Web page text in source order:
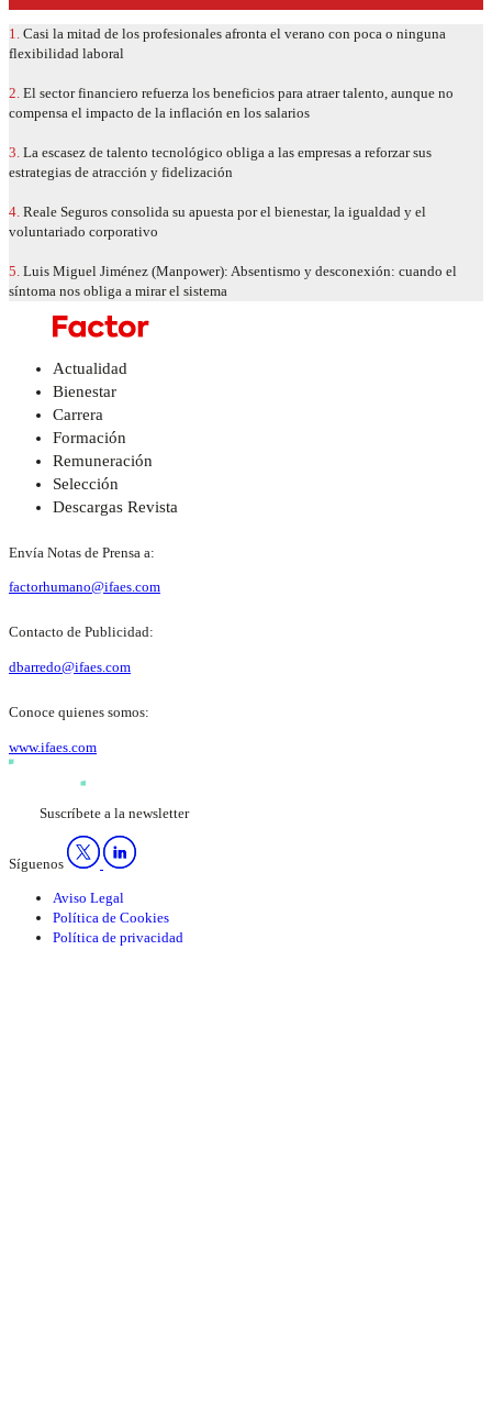
1. Casi la mitad de los profesionales afronta el verano con poca o ninguna
flexibilidad laboral
2. El sector financiero refuerza los beneficios para atraer talento, aunque no
compensa el impacto de la inflación en los salarios
3. La escasez de talento tecnológico obliga a las empresas a reforzar sus
estrategias de atracción y fidelización
4. Reale Seguros consolida su apuesta por el bienestar, la igualdad y el
voluntariado corporativo
5. Luis Miguel Jiménez (Manpower): Absentismo y desconexión: cuando el
síntoma nos obliga a mirar el sistema
Actualidad
Bienestar
Carrera
Formación
Remuneración
Selección
Descargas Revista
Envía Notas de Prensa a:
factorhumano@ifaes.com
Contacto de Publicidad:
dbarredo@ifaes.com
Conoce quienes somos:
www.ifaes.com
Suscríbete a la newsletter
Síguenos
Aviso Legal
Política de Cookies
Política de privacidad